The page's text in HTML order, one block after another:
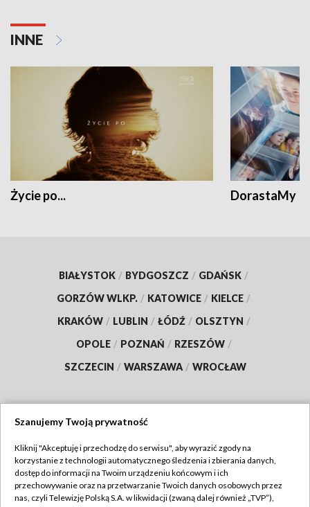
INNE
Życie po... DorastaMy
BIAŁYSTOK / BYDGOSZCZ / GDAŃSK /
GORZÓW WLKP. / KATOWICE / KIELCE /
KRAKÓW / LUBLIN / ŁÓDŹ / OLSZTYN /
OPOLE / POZNAŃ / RZESZÓW /
SZCZECIN / WARSZAWA / WROCŁAW
TVP
Abonament TVP
Regulamin TVP
Szanujemy Twoją prywatność
Kliknij "Akceptuję i przechodzę do serwisu", aby wyrazić zgody na
korzystanie z technologii automatycznego śledzenia i zbierania danych,
dostęp do informacji na Twoim urządzeniu końcowym i ich
przechowywanie oraz na przetwarzanie Twoich danych osobowych przez
nas, czyli Telewizję Polską S.A. w likwidacji (zwaną dalej również „TVP”),